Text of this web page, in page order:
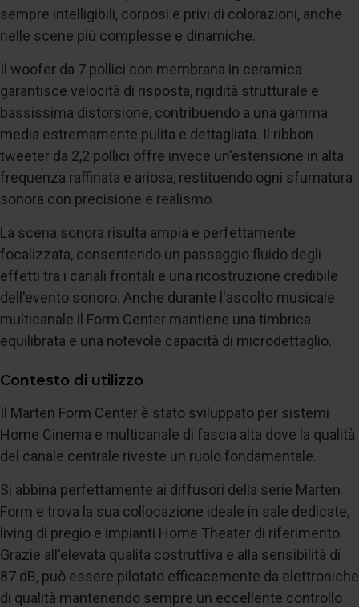
sempre intelligibili, corposi e privi di colorazioni, anche
nelle scene più complesse e dinamiche.
Il woofer da 7 pollici con membrana in ceramica
garantisce velocità di risposta, rigidità strutturale e
bassissima distorsione, contribuendo a una gamma
media estremamente pulita e dettagliata. Il ribbon
tweeter da 2,2 pollici offre invece un'estensione in alta
frequenza raffinata e ariosa, restituendo ogni sfumatura
sonora con precisione e realismo.
La scena sonora risulta ampia e perfettamente
focalizzata, consentendo un passaggio fluido degli
effetti tra i canali frontali e una ricostruzione credibile
dell'evento sonoro. Anche durante l'ascolto musicale
multicanale il Form Center mantiene una timbrica
equilibrata e una notevole capacità di microdettaglio.
Contesto di utilizzo
Il Marten Form Center è stato sviluppato per sistemi
Home Cinema e multicanale di fascia alta dove la qualità
del canale centrale riveste un ruolo fondamentale.
Si abbina perfettamente ai diffusori della serie Marten
Form e trova la sua collocazione ideale in sale dedicate,
living di pregio e impianti Home Theater di riferimento.
Grazie all'elevata qualità costruttiva e alla sensibilità di
87 dB, può essere pilotato efficacemente da elettroniche
di qualità mantenendo sempre un eccellente controllo